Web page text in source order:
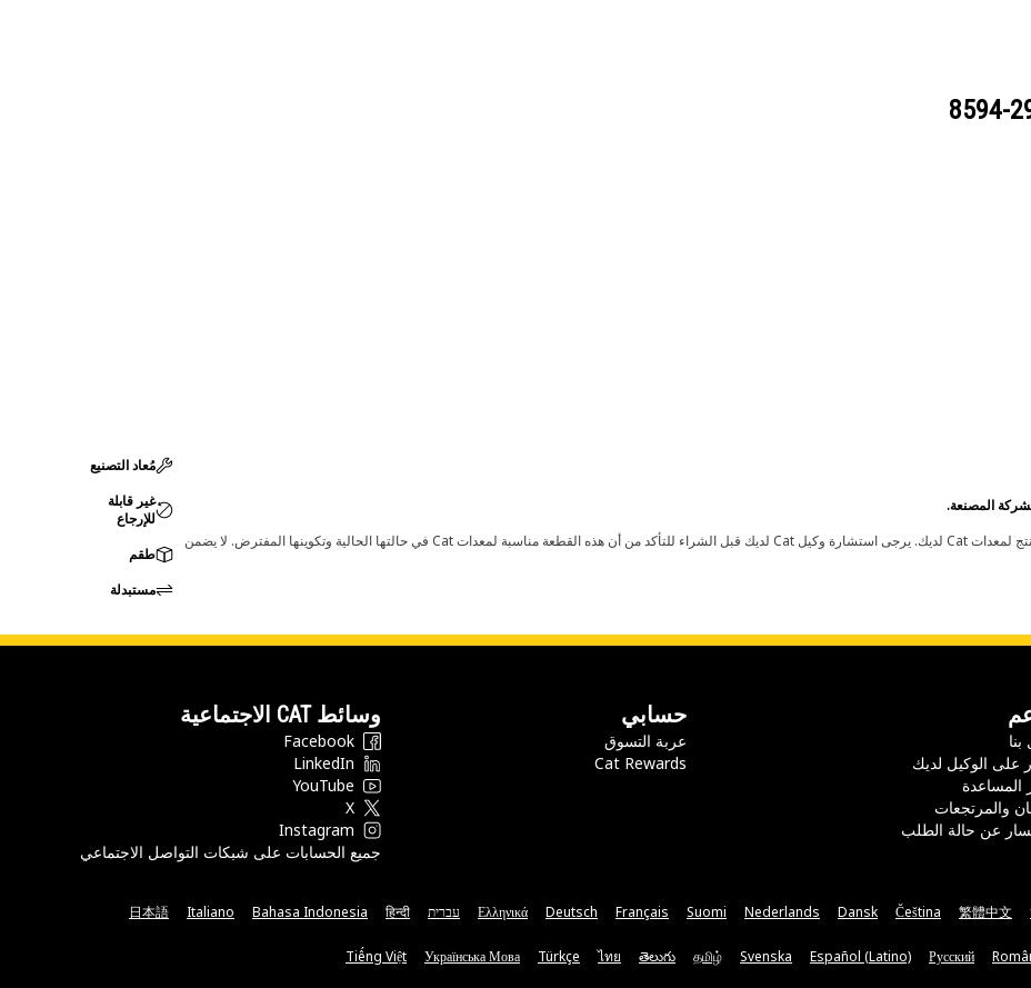
قد تؤدي أي تغييرات في ضبط الشركة المصنعة إلى عدم ملاءمة المنتج لمعدات Cat لديك. يرجى استشارة وكيل Cat لديك قبل الشراء للتأكد من أن هذه القطعة مناسبة لمعدات Cat في حالتها الحالية وتكوينها المفترض. لا يضمن
مُعاد التصنيع
غير قابلة
للإرجاع
طقم
مستبدلة
على الوكيل لديك
المساعدة
والمرتجعات
عن حالة الطلب
حسابي
عربة التسوق
Cat Rewards
وسائط CAT الاجتماعية
Facebook
LinkedIn
YouTube
X
Instagram
جميع الحسابات على شبكات التواصل الاجتماعي
繁體中文
Čeština
Dansk
Nederlands
Suomi
Français
Deutsch
Ελληνικά עברית हिन्दी
Bahasa Indonesia
Italiano
日本語
Русский
Español (Latino)
Svenska
தமிழ்
తెలుగు
ไทย
Türkçe
Українська Мова
Tiếng Việt